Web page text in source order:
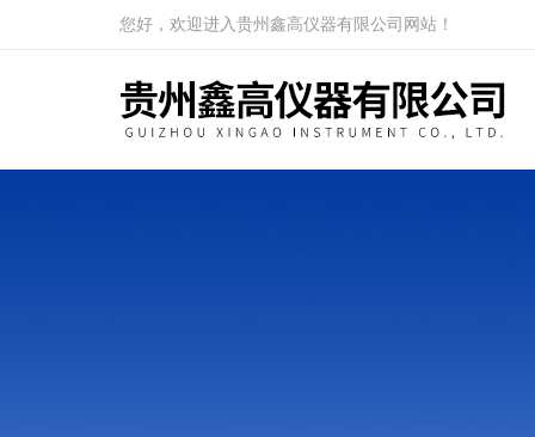
您好，欢迎进入贵州鑫高仪器有限公司网站！